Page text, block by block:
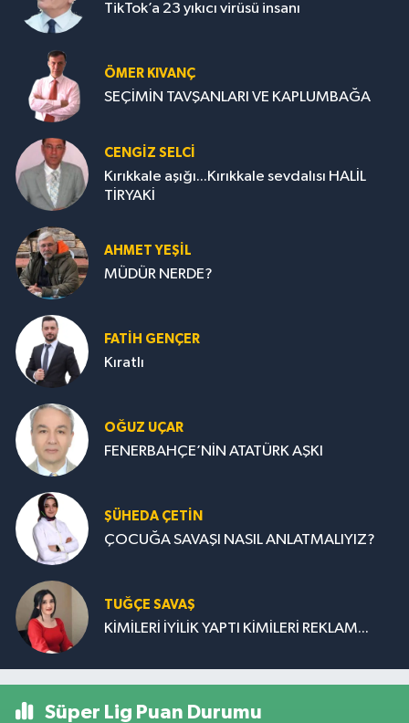
TikTok’a 23 yıkıcı virüsü insanı
ÖMER KIVANÇ
SEÇİMİN TAVŞANLARI VE KAPLUMBAĞA
CENGİZ SELCİ
Kırıkkale aşığı...Kırıkkale sevdalısı HALİL
TİRYAKİ
AHMET YEŞİL
MÜDÜR NERDE?
FATIH GENÇER
Kıratlı
OĞUZ UÇAR
FENERBAHÇE’NİN ATATÜRK AŞKI
ŞÜHEDA ÇETİN
ÇOCUĞA SAVAŞI NASIL ANLATMALIYIZ?
TUĞÇE SAVAŞ
KİMİLERİ İYİLİK YAPTI KİMİLERİ REKLAM...
Süper Lig Puan Durumu